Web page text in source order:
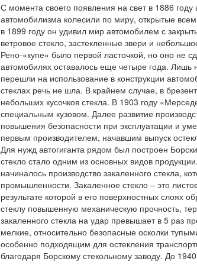
С момента своего появления на свет в 1886
автомобилизма колесили по миру, открытые
в 1899 году он удивил мир автомобилем с
ветровое стекло, застекленные звери и
Рено-«купе» было первой ласточкой, но оно не
автомобилях оставалось еще четыре года.
перешли на использование в конструкции
стеклах речь не шла. В крайнем случае, в
небольших кусочков стекла. В 1903 году
специальным кузовом. Далее развитие
повышения безопасности при эксплуатации и
первым производителем, начавшим выпуск
Для нужд автогиганта рядом был построен
стекло стало одним из основных видов
начиналось производство закаленного стекла,
промышленности. Закаленное стекло – это
результате которой в его поверхностных слоях
стеклу повышенную механическую прочность,
закаленного стекла на удар превышает в 5 раз
мелкие, относительно безопасные осколки
особенно подходящим для остекления
благодаря Борскому стекольному заводу. До